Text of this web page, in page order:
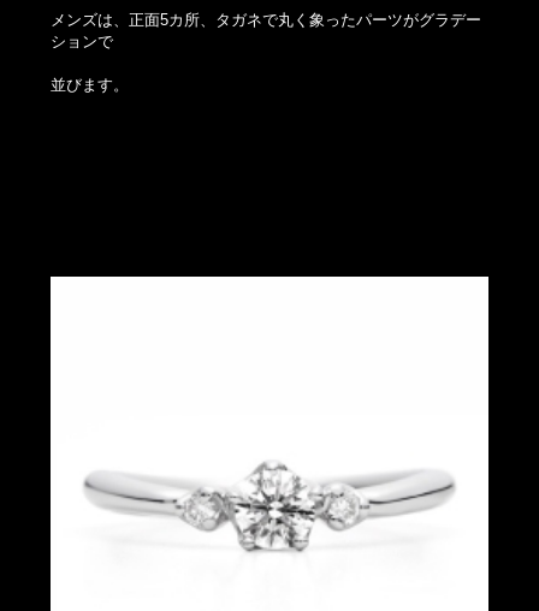
メンズは、正面5カ所、タガネで丸く象ったパーツがグラデー
ションで
並びます。